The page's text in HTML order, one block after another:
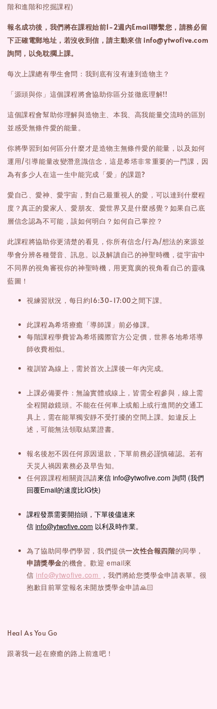
階和進階和挖掘課程)
報名成功後，我們將在課程始前1-2週內Email聯繫您，請務必留
下正確電郵地址， 若沒收到信，請主動來信 info@ytwofive.com
詢問，以免耽擱上課。
每次上課總有學生會問：我到底有沒有連到造物主？
「源頭與你」這個課程將會協助你區分並徹底理解!!
這個課程會幫助你理解與造物主、本我、高我能量交流時的區別
並感受無條件愛的能量。
你將學習到如何區分什麼才是造物主無條件愛的能量，以及如何
運用/引導能量改變潛意識信念，這是希塔非常重要的一門課，因
為有多少人在這一生中能完成「愛」的課題?
愛自己、愛神、愛宇宙，對自己最重視人的愛，可以達到什麼程
度？真正的愛家人、愛朋友、愛世界又是什麼感覺？如果自己底
層信念認為不可能，該如何明白？如何自己掌控？
此課程將協助你更清楚的看見，你所有信念/行為/想法的來源並
學會分辨各種聲音、訊息。以及解讀自己的神聖時機，從宇宙中
不同界的視角審視你的神聖時機，用更寬廣的視角看自己的靈魂
藍圖！
視練習狀況，每日約16:30-17:00之間下課。
此課程為希塔療癒「導師課」前必修課。
每階課程學費皆為希塔國際官方公定價，世界各地希塔導
師收費相似。
複訓皆為線上，需於首次上課後一年內完成。
上課必備要件：無論實體或線上，皆需全程參與，線上需
全程開啟鏡頭。不能在任何車上或船上或行進間的交通工
具上，需在能單獨安靜不受打擾的空間上課。如違反上
述，可能無法領取結業證書。
報名後恕不因任何原因退款，下單前務必謹慎確認。若有
天災人禍因素務必及早告知。
任何跟課程相關資訊請來信 info@ytwofive.com 詢問 (我們
回覆Email的速度比IG快)
課程發票需要開抬頭，下單後儘速來
信 info@ytwofive.com 以利及時作業。
為了協助同學們學習，我們提供一次性合報四階的同學，
申請獎學金的機會。歡迎 email來
信 info@ytwofive.com ，我們將給您獎學金申請表單。很
抱歉目前單堂報名未開放獎學金申請🙏🏻
Heal As You Go
跟著我一起在療癒的路上前進吧！